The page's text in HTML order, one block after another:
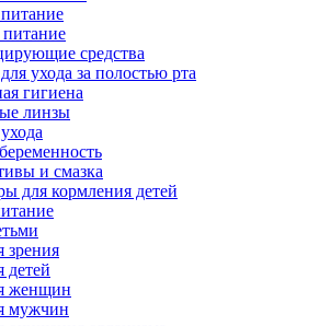
средства
ухода за полостью рта
гигиена
линзы
и смазка
для кормления детей
женщин
мужчин